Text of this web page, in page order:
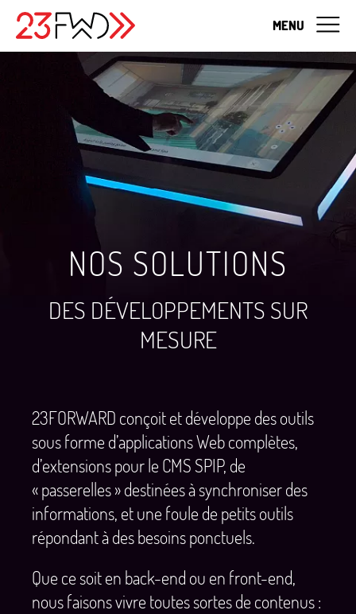
MENU
NOS SOLUTIONS
DES DÉVELOPPEMENTS SUR
MESURE
23FORWARD conçoit et développe des outils
sous forme d’applications Web complètes,
d’extensions pour le CMS SPIP, de
«passerelles» destinées à synchroniser des
informations, et une foule de petits outils
répondant à des besoins ponctuels.
Que ce soit en back-end ou en front-end,
nous faisons vivre toutes sortes de contenus :